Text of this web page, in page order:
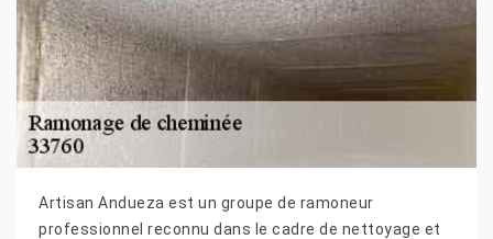
Artisan Andueza est un groupe de ramoneur
professionnel reconnu dans le cadre de nettoyage et